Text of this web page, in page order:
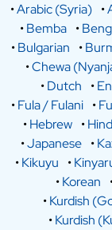
•Arabic (Syria) •
•Bemba •
•Bulgarian •
•Chewa
•Dutch •
•Fula / Fulani •
•Hebrew •
•Japanese •
•Kikuyu •
•Korean
•Kurdish
•Kurdish